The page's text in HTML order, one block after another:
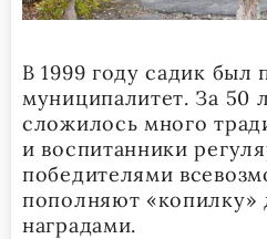
В 1999 году садик был
муниципалитет. За 50
сложилось много
и воспитанники
победителями
пополняют «копилку»
наградами.